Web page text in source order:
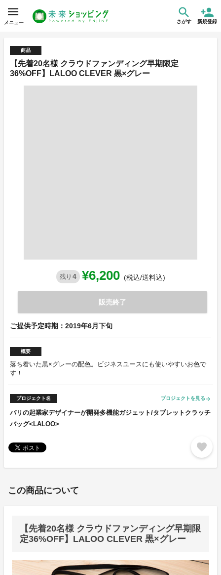
メニュー さがす 新規登録
商品
【先着20名様 クラウドファンディング早期限定
36%OFF】LALOO CLEVER 黒×グレー
残り 4 ¥6,200 (税込/送料込)
販売終了
ご提供予定時期：2019年6月下旬
概要
落ち着いた黒×グレーの配色。ビジネスユースにも使いやすいお色で
す！
プロジェクト名 プロジェクトを見る arrow_forward
パリの起業家デザイナーが開発多機能ガジェット/タブレットクラッチ
バッグ<LALOO>
favorite
この商品について
【先着20名様 クラウドファンディング早期限
定36%OFF】LALOO CLEVER 黒×グレー